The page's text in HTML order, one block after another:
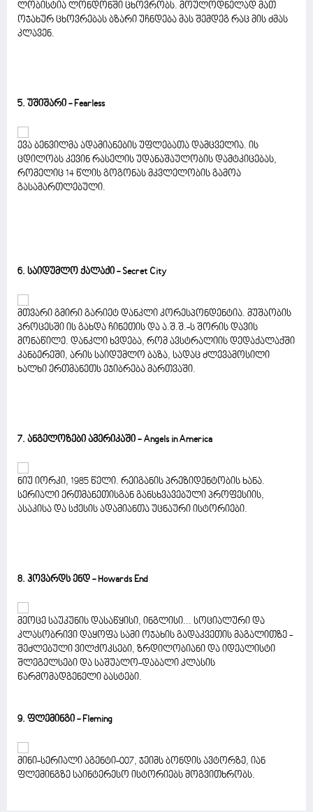
ლობისტია ლონდონში ცხოვრობს. მოულოდნელად მათ
ოჯახურ ცხოვრებას ბზარი უჩნდება მას შემდეგ რაც მის ძმას
კლავენ.
5. უშიშარი - Fearless
ევა ბენვილმა ადამიანების უფლებათა დამცველია. ის
ცდილობს კევინ რასელის უდანაშაულობის დამტკიცებას,
რომელიც 14 წლის გოგონას მკვლელობის გამოა
გასამართლებული.
6. საიდუმლო ქალაქი - Secret City
მთვარი გმირი გარიეტ დანკლი კორესპონდენტია. მუშაობის
პროცესში ის გახდა ჩინეთის და ა.შ.შ.-ს შორის დავის
მონაწილე. დანკლი ხვდება, რომ ავსტრალიის დედაქალაქში
კანბერეში, არის საიდუმლო ბაზა, სადაც ძლევამოსილი
ხალხი ერთმანეთს ეჯიბრება მართვაში.
7. ანგელოზები ამერიკაში - Angels in America
ნიუ იორკი, 1985 წელი. რეიგანის პრეზიდენტობის ხანა.
სერიალი ერთმანეთისგან განსხვავებული პროფესიის,
ასაკისა და სქესის ადამიანთა უცნაური ისტორიები.
8. ჰოვარდს ენდ - Howards End
მეოცე საუკუნის დასაწყისი, ინგლისი... სოციალური და
კლასობრივი დაყოფა სამი ოჯახის გადაკვეთის მაგალითზე -
შეძლებული ვილქოკსები, ზრდილობიანი და იდეალისტი
შლეგელსები და საშუალო-დაბალი კლასის
წარმომადგენელი ბასტები.
9. ფლემინგი - Fleming
მინი-სერიალი აგენტი-007, ჯეიმს ბონდის ავტორზე, იან
ფლემინგზე საინტერესო ისტორიებს მოგვითხრობს.